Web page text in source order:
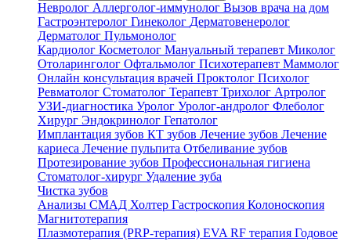
Невролог Аллерголог-иммунолог Вызов врача на дом
Гастроэнтеролог Гинеколог Дерматовенеролог
Дерматолог Пульмонолог
Кардиолог Косметолог Мануальный терапевт Миколог
Отоларинголог Офтальмолог Психотерапевт Маммолог
Онлайн консультация врачей Проктолог Психолог
Ревматолог Стоматолог Терапевт Трихолог Артролог
УЗИ-диагностика Уролог Уролог-андролог Флеболог
Хирург Эндокринолог Гепатолог
Имплантация зубов КТ зубов Лечение зубов Лечение
кариеса Лечение пульпита Отбеливание зубов
Протезирование зубов Профессиональная гигиена
Стоматолог-хирург Удаление зуба
Чистка зубов
Анализы СМАД Холтер Гастроскопия Колоноскопия
Магнитотерапия
Плазмотерапия (PRP-терапия) EVA RF терапия Годовое